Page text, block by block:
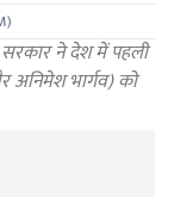
)
ने देश में पहली
अनिमेश भार्गव) को